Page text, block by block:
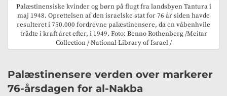
Palæstinensiske kvinder og børn på flugt fra landsbyen Tantura i
maj 1948. Oprettelsen af den israelske stat for 76 år siden havde
resulteret i 750.000 fordrevne palæstinensere, da en våbenhvile
trådte i kraft året efter, i 1949. Foto: Benno Rothenberg /Meitar
Collection / National Library of Israel /
Palæstinensere verden over markerer
76-årsdagen for al-Nakba